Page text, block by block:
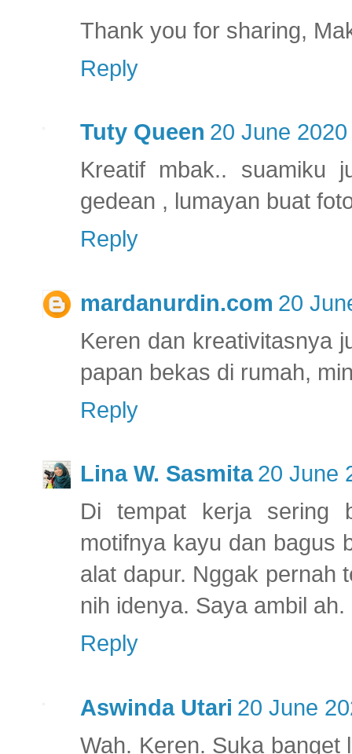
Thank you for sharing,
Reply
Tuty Queen 20 June
Kreatif mbak.. suamiku
gedean , lumayan buat
Reply
mardanurdin.com 20
Keren dan kreativitasnya
papan bekas di rumah,
Reply
Lina W. Sasmita 20 June
Di tempat kerja sering
motifnya kayu dan bagus
alat dapur. Nggak pernah
nih idenya. Saya ambil ah.
Reply
Aswinda Utari 20 June
Wah. Keren. Suka banget